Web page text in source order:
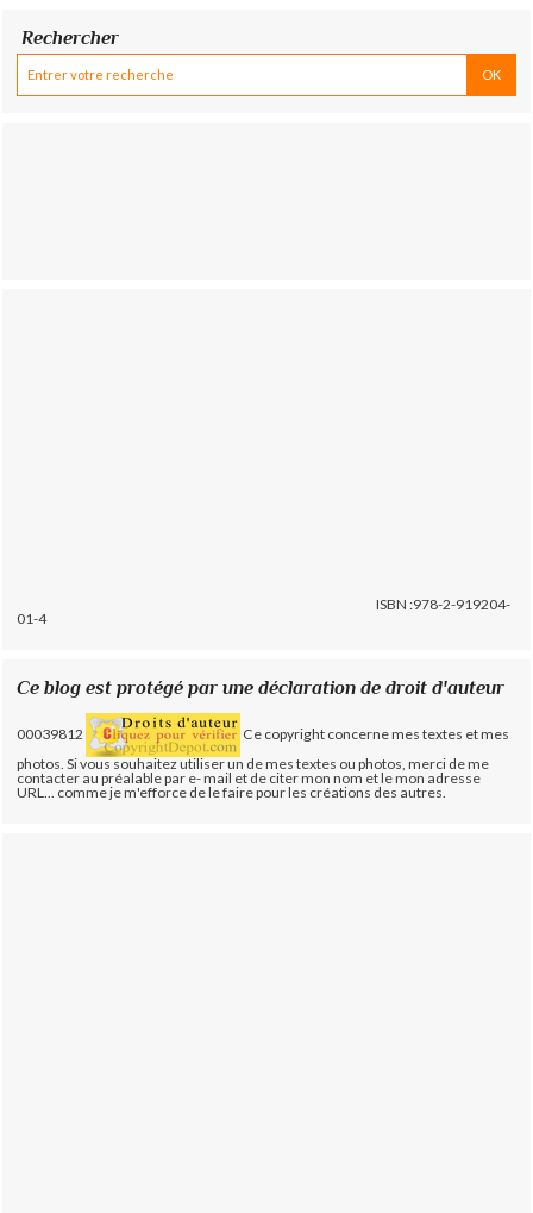
Rechercher
ISBN :978-2-919204-
01-4
Ce blog est protégé par une déclaration de droit d'auteur
00039812
Ce copyright concerne mes textes et mes
photos. Si vous souhaitez utiliser un de mes textes ou photos, merci de me
contacter au préalable par e- mail et de citer mon nom et le mon adresse
URL... comme je m'efforce de le faire pour les créations des autres.